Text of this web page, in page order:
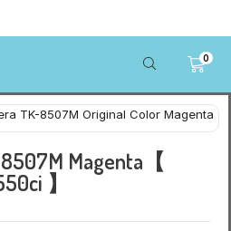
0
Magenta【
】